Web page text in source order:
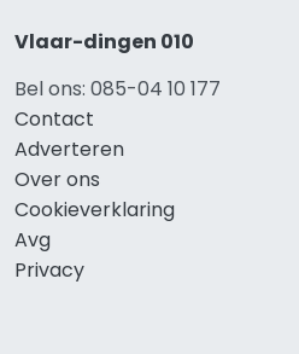
Vlaar-dingen 010
Bel ons: 085-04 10 177
Contact
Adverteren
Over ons
Cookieverklaring
Avg
Privacy